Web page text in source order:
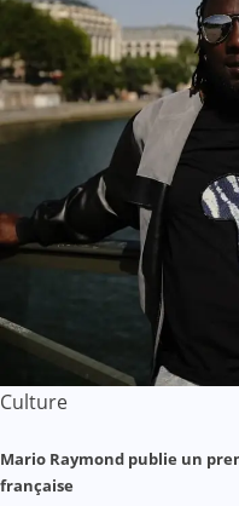
Culture
Mario Raymond publie un
française